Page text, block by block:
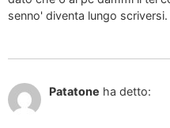
senno' diventa lungo scriversi.
Patatone ha detto: